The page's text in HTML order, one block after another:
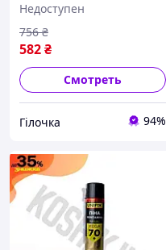
для изоляции окон и
дверей герметик д
N6W_VER
Недоступен
582₴
756 ₴
Смотреть
Гілочка 94%